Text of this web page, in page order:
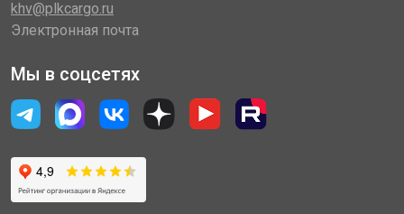
khv@plkcargo.ru
Электронная почта
Мы в соцсетях